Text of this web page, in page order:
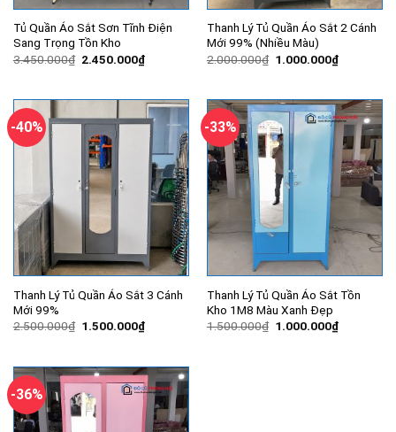
Tủ Quần Áo Sắt Sơn Tĩnh Điện
Sang Trọng Tồn Kho
3.450.000₫ Giá
2.450.000₫Giá
hiện
2.450.000₫.
Thanh Lý Tủ Quần Áo Sắt 2 Cánh
Mới 99% (Nhiều Màu)
2.000.000₫ Giá
1.000.000₫Giá
hiện
-40%
Thanh Lý Tủ Quần Áo Sắt 3 Cánh
Mới 99%
2.500.000₫ Giá
1.500.000₫Giá
hiện
1.500.000₫.
-33%
Thanh Lý Tủ Quần Áo Sắt Tồn
Kho 1M8 Màu Xanh Đẹp
1.500.000₫ Giá
1.000.000₫Giá
hiện
-36%